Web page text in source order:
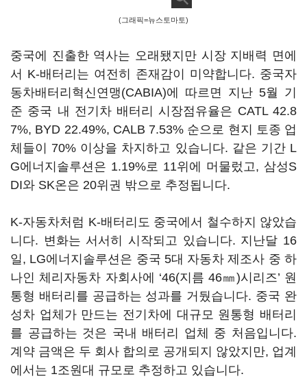
(그래픽=뉴스토마토)
중국에 진출한 역사는 오래됐지만 시장 지배력 면에
서 K-배터리는 여전히 존재감이 미약합니다. 중국자
동차배터리혁신연맹(CABIA)에 따르면 지난 5월 기
준 중국 내 전기차 배터리 시장점유율은 CATL 42.8
7%, BYD 22.49%, CALB 7.53% 순으로 현지 토종 업
체들이 70% 이상을 차지하고 있습니다. 같은 기간 L
G에너지솔루션은 1.19%로 11위에 머물렀고, 삼성S
DI와 SK온은 20위권 밖으로 추정됩니다.
K-자동차처럼 K-배터리도 중국에서 철수하지 않았습
니다. 변화는 서서히 시작되고 있습니다. 지난달 16
일, LG에너지솔루션은 중국 5대 자동차 제조사 중 하
나인 체리자동차 자회사에 ‘46(지름 46㎜)시리즈’ 원
통형 배터리를 공급하는 성과를 거뒀습니다. 중국 완
성차 업체가 만드는 전기차에 대규모 원통형 배터리
를 공급하는 것은 국내 배터리 업체 중 처음입니다.
계약 금액은 두 회사 합의로 공개되지 않았지만, 업계
에서는 1조원대 규모로 추정하고 있습니다.